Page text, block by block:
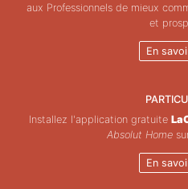
aux Professionnels de mieux
et
En
Installez l'application gratuite
Absolut Home
En